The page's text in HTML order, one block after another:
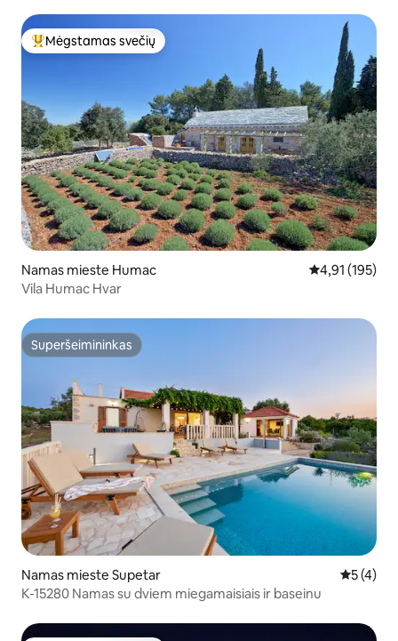
Svečių mėgstamiausias
Mėgstamas svečių
Namas mieste Humac Vidutinis
4,91 (195)
Vila Humac Hvar
Superšeimininkas
Superšeimininkas
Namas mieste Supetar Vidutinis
5 (4)
K-15280 Namas su dviem miegamaisiais ir baseinu